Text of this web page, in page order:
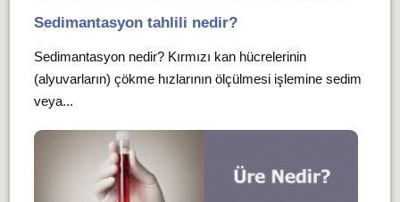
Sedimantasyon tahlili nedir?
Sedimantasyon nedir? Kırmızı kan hücrelerinin
(alyuvarların) çökme hızlarının ölçülmesi işlemine sedim
veya...